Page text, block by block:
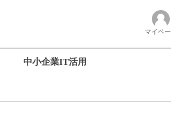
マイペ
中小企業IT活用